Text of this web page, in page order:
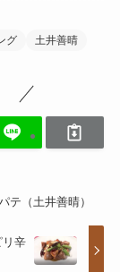
グ 土井善晴
テ（土井善晴）
リ辛